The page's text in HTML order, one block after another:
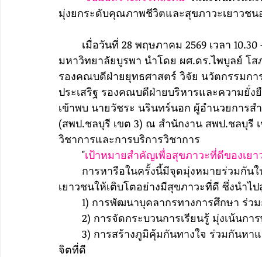
มุ่งยกระดับคุณภาพชีวิตและสุขภาวะเยาวช
มหาวิทยาลัยบูรพา นำโดย ผศ.ดร.ไพบูลย์
รองคณบดีฝ่ายยุทธศาสตร์ วิจัย นวัตกรรมก
ประเสริฐ รองคณบดีฝ่ายบริหารและความยั่ง
เข้าพบ นายวัชระ นรินทร์นอก ผู้อำนวยการ
(สพป.ชลบุรี เขต 3) ณ สำนักงาน สพป.ชลบุรี
วิชาการและการบริการวิชาการ
	"
เป้าหมายสำคัญเพื่อสุขภาวะที่ดีของเยา
เยาวชนให้เติบโตอย่างมีสุขภาวะที่ดี ซึ่งนำ
1) ​การพัฒนาบุคลากรทางการศึกษา
2) ​การจัดกระบวนการเรียนรู้ มุ่งเน้น
จิตที่ดี